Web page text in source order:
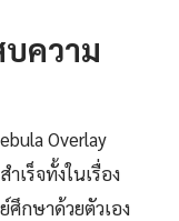
ความ
Overlay
เร็จทั้งในเรื่อง
กษาด้วยตัวเอง